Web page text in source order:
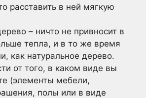
расставить в ней мягкую
– ничто не привносит в
тепла, и в то же время
как натуральное дерево.
от того, в каком виде вы
(элементы мебели,
полы или в виде